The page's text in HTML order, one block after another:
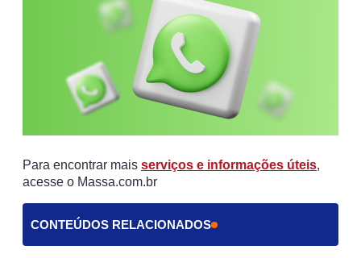
Para encontrar mais serviços e informações úteis,
acesse o Massa.com.br
CONTEÚDOS RELACIONADOS